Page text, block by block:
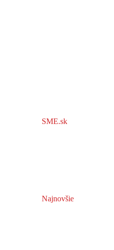
SME.sk
Najnovšie